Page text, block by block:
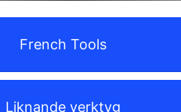
French Tools
Liknande verktyg